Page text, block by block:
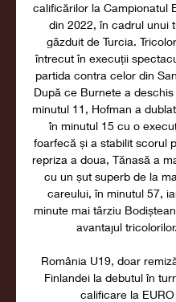
calificărilor la Campionatul
din 2022, în cadrul unui
găzduit de Turcia.
întrecut în execuții
partida contra celor din
După ce Burnete a
minutul 11, Hofman a
în minutul 15 cu o
foarfecă și a stabilit scorul
repriza a doua, Tănasă a
cu un șut superb de la
careului, în minutul 57,
minute mai târziu
avantajul tricolorilor.
România U19, doar
Finlandei la debutul în
calificare la EURO